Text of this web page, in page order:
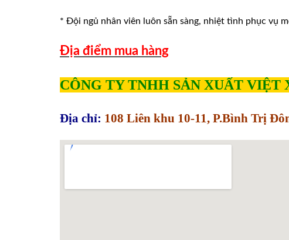
* Đội ngủ nhân viên luôn sẵn sàng, nhiệt tình phục vụ
Địa điểm mua hàng
CÔNG TY TNHH SẢN XUẤT VIỆT
Địa chỉ: 108 Liên khu 10-11, P.Bình Trị